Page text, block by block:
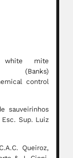
mite
(Banks)
control
sauveirinhos
Sup. Luiz
Queiroz,